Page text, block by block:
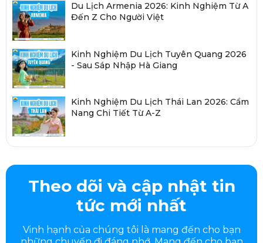
Du Lịch Armenia 2026: Kinh Nghiệm Từ A
Đến Z Cho Người Việt
Kinh Nghiệm Du Lịch Tuyên Quang 2026
- Sau Sáp Nhập Hà Giang
Kinh Nghiệm Du Lịch Thái Lan 2026: Cẩm
Nang Chi Tiết Từ A-Z
Theo dõi và cập nhật tin
tức mới nhất
Vinh hạnh của chúng tôi là mang đến cho bạn